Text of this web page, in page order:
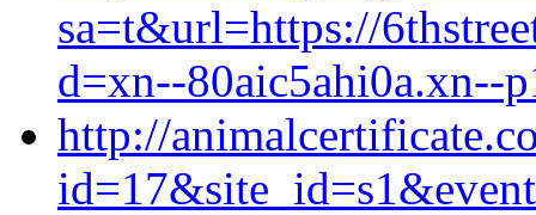
sa=t&url=https://
d=xn--80aic5ahi0a.xn--
http://